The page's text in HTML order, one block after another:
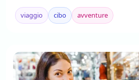
viaggio cibo avventure